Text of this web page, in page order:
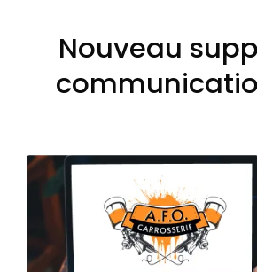
Nouveau